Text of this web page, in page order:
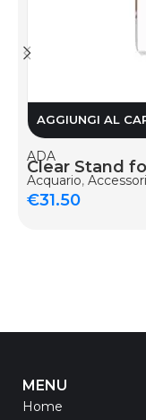
AGGIUNGI AL
ADA
Clear Stand
Acquario,
€31.50
MENU
Home